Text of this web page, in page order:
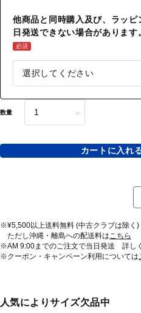
他商品と同時購入及び、ラッ
日発送できない場合があります
必須
数量
カートに入れ
※¥5,500以上送料無料 (中古クラブは除く)
ただし沖縄・離島への配送料はこちら
※AM 9:00までのご注文で当日発送 詳し
※クーポン・キャンペーン利用については
人気によりサイズ欠品中